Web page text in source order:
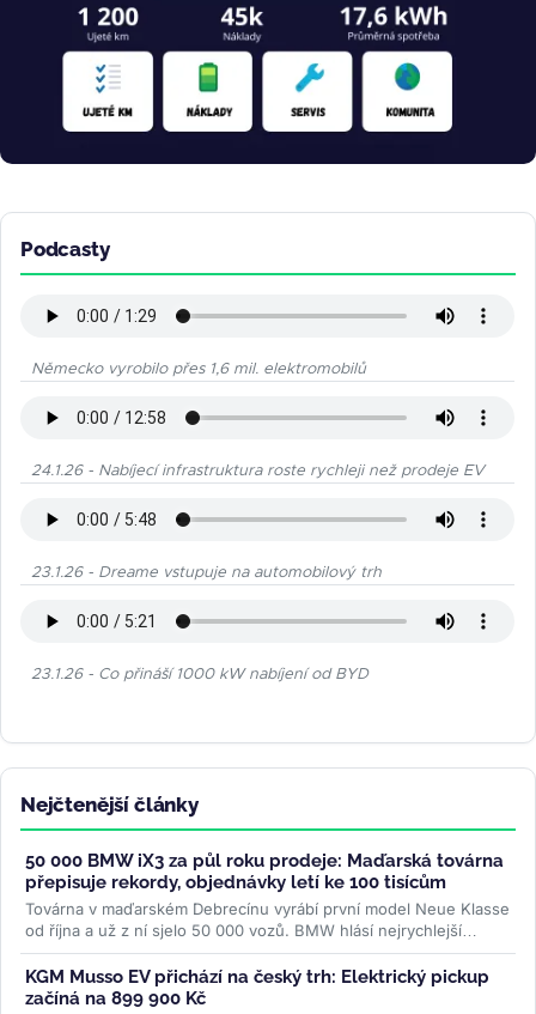
Podcasty
Německo vyrobilo přes 1,6 mil. elektromobilů
24.1.26 - Nabíjecí infrastruktura roste rychleji než prodeje EV
23.1.26 - Dreame vstupuje na automobilový trh
23.1.26 - Co přináší 1000 kW nabíjení od BYD
Nejčtenější články
50 000 BMW iX3 za půl roku prodeje: Maďarská továrna
přepisuje rekordy, objednávky letí ke 100 tisícům
Továrna v maďarském Debrecínu vyrábí první model Neue Klasse
od října a už z ní sjelo 50 000 vozů. BMW hlásí nejrychlejší
rozběh...>>
KGM Musso EV přichází na český trh: Elektrický pickup
začíná na 899 900 Kč